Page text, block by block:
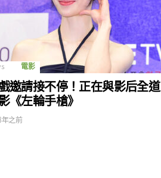
電影
邀請接不停！正在與影后全道
《左輪手槍》
年之前